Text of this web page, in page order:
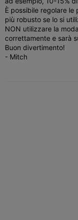
È possibile regolare
più robusto se lo si
NON utilizzare la
correttamente e sarà
Buon divertimento!
- Mitch